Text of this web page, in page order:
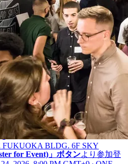
トフォンで！
コードを読み込み、Thursday
い。 （※チケットのプリントア
the QR code and enjoy Thursday
needed.)
for Event)」ボタンより参加登
FUKUOKA BLDG. 6F SKY